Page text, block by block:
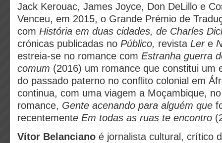
Jack Kerouac, James Joyce, Don DeLillo e
Venceu, em 2015, o Grande Prémio de
com História em duas cidades, de Charles
crónicas publicadas no Público, revista Ler e
estreia-se no romance com Estranha guerra
comum (2016) um romance que constitui um
do passado paterno no conflito colonial em
continua, com uma viagem a Moçambique,
romance, Gente acenando para alguém que
recentemente Em todas as ruas te encontro
Vítor Belanciano é jornalista cultural, crítico